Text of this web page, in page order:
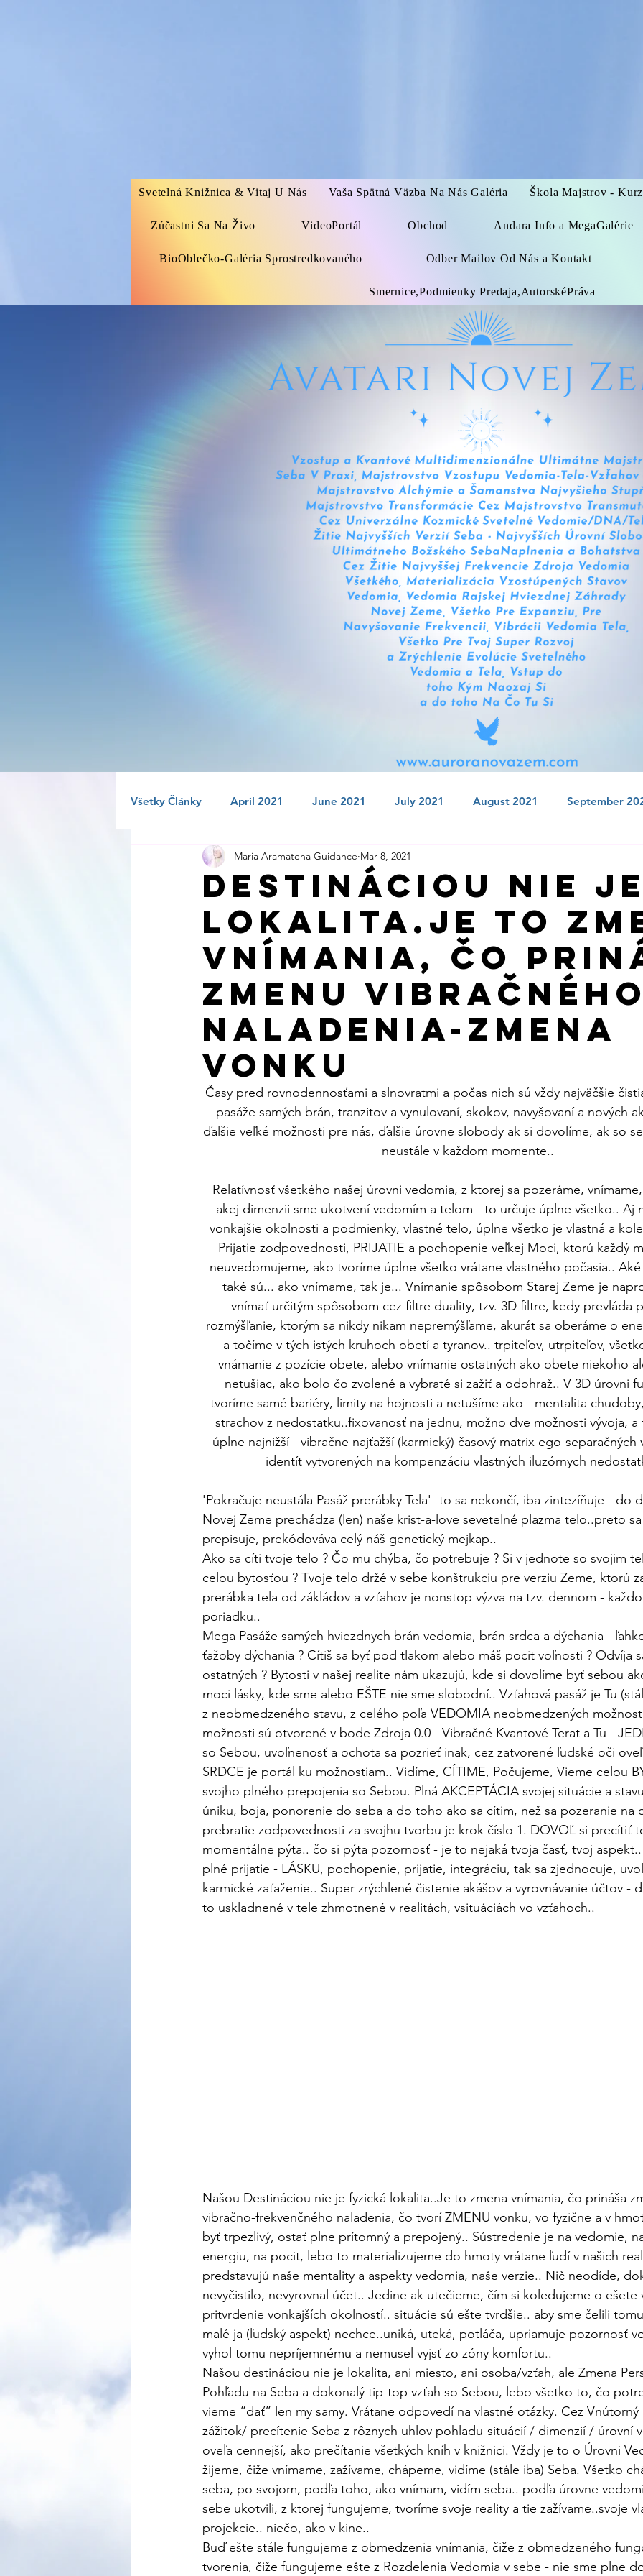
Svetelná Knižnica & Vitaj U Nás Vaša Spätná Väzba Na Nás Galéria Škola Majstrov -
Zúčastni Sa Na Živo VideoPortál Obchod Andara Info a MegaGalérie
BioOblečko-Galéria Sprostredkovaného Odber Mailov Od Nás a Kontakt
Smernice,Podmienky Predaja,AutorskéPráva
Všetky Články April 2021 June 2021 July 2021 August 2021 September
November 2021 December 2021 January 2022
June 2022 July 2022 August 2022 September 2022
November 2022 December 2022 January 2023 February 2023 March 2023
June 2023 July 2023 August 2023 September 2023
Destináciou nie je
lokalita.Je to
vnímania, čo
zmenu vibračného
naladenia-ZMENA
vonku
Maria Aramatena Guidance Mar 8, 2021
Časy pred rovnodennosťami a slnovratmi a počas nich sú vždy najväčšie
pasáže samých brán, tranzitov a vynulovaní, skokov, navyšovaní a nových
ďalšie veľké možnosti pre nás, ďalšie úrovne slobody ak si dovolíme, ak so
neustále v každom momente..
Relatívnosť všetkého našej úrovni vedomia, z ktorej sa pozeráme,
akej dimenzii sme ukotvení vedomím a telom - to určuje úplne všetko.. Aj
vonkajšie okolnosti a podmienky, vlastné telo, úplne všetko je vlastná a
Prijatie zodpovednosti, PRIJATIE a pochopenie veľkej Moci, ktorú každý
neuvedomujeme, ako tvoríme úplne všetko vrátane vlastného počasia..
také sú... ako vnímame, tak je... Vnímanie spôsobom Starej Zeme je
vnímať určitým spôsobom cez filtre duality, tzv. 3D filtre, kedy prevláda
rozmýšľanie, ktorým sa nikdy nikam nepremýšľame, akurát sa oberáme o
a točíme v tých istých kruhoch obetí a tyranov.. trpiteľov, utrpiteľov,
vnámanie z pozície obete, alebo vnímanie ostatných ako obete niekoho
netušiac, ako bolo čo zvolené a vybraté si zažiť a odohraž.. V 3D úrovni
tvoríme samé bariéry, limity na hojnosti a netušíme ako - mentalita
strachov z nedostatku..fixovanosť na jednu, možno dve možnosti vývoja, a
úplne najnižší - vibračne najťažší (karmický) časový matrix ego-separačných
identít vytvorených na kompenzáciu vlastných iluzórnych
'Pokračuje neustála Pasáž prerábky Tela'- to sa nekončí, iba zintezíňuje - do
Novej Zeme prechádza (len) naše krist-a-love sevetelné plazma telo..preto
prepisuje, prekódováva celý náš genetický mejkap..
Ako sa cíti tvoje telo ? Čo mu chýba, čo potrebuje ? Si v jednote so svojim
celou bytosťou ? Tvoje telo držé v sebe konštrukciu pre verziu Zeme, ktorú
prerábka tela od zákládov a vzťahov je nonstop výzva na tzv. dennom -
poriadku..
Mega Pasáže samých hviezdnych brán vedomia, brán srdca a dýchania -
ťažoby dýchania ? Cítiš sa byť pod tlakom alebo máš pocit voľnosti ? Odvíja
ostatných ? Bytosti v našej realite nám ukazujú, kde si dovolíme byť sebou
moci lásky, kde sme alebo EŠTE nie sme slobodní.. Vzťahová pasáž je Tu
z neobmedzeného stavu, z celého poľa VEDOMIA neobmedzených
možnosti sú otvorené v bode Zdroja 0.0 - Vibračné Kvantové Terat a Tu -
so Sebou, uvoľnenosť a ochota sa pozrieť inak, cez zatvorené ľudské oči
SRDCE je portál ku možnostiam.. Vidíme, CÍTIME, Počujeme, Vieme celou
svojho plného prepojenia so Sebou. Plná AKCEPTÁCIA svojej situácie a
úniku, boja, ponorenie do seba a do toho ako sa cítim, než sa pozeranie na
prebratie zodpovednosti za svojhu tvorbu je krok číslo 1. DOVOĽ si precítiť
momentálne pýta.. čo si pýta pozornosť - je to nejaká tvoja časť, tvoj
plné prijatie - LÁSKU, pochopenie, prijatie, integráciu, tak sa zjednocuje,
karmické zaťaženie.. Super zrýchlené čistenie akášov a vyrovnávanie účtov -
to uskladnené v tele zhmotnené v realitách, vsituáciách vo vzťahoch..
Našou Destináciou nie je fyzická lokalita..Je to zmena vnímania, čo prináša
vibračno-frekvenčného naladenia, čo tvorí ZMENU vonku, vo fyzične a v
byť trpezlivý, ostať plne prítomný a prepojený.. Sústredenie je na vedomie,
energiu, na pocit, lebo to materializujeme do hmoty vrátane ľudí v našich
predstavujú naše mentality a aspekty vedomia, naše verzie.. Nič neodíde,
nevyčistilo, nevyrovnal účet.. Jedine ak utečieme, čím si koledujeme o ešete
pritvrdenie vonkajších okolností.. situácie sú ešte tvrdšie.. aby sme čelili
malé ja (ľudský aspekt) nechce..uniká, uteká, potláča, upriamuje pozornosť
vyhol tomu nepríjemnému a nemusel vyjsť zo zóny komfortu..
Našou destináciou nie je lokalita, ani miesto, ani osoba/vzťah, ale Zmena
Pohľadu na Seba a dokonalý tip-top vzťah so Sebou, lebo všetko to, čo
vieme “dať” len my samy. Vrátane odpovedí na vlastné otázky. Cez
zážitok/ precítenie Seba z rôznych uhlov pohladu-situácií / dimenzií / úrovní
oveľa cennejší, ako prečítanie všetkých kníh v knižnici. Vždy je to o Úrovni
žijeme, čiže vnímame, zažívame, chápeme, vidíme (stále iba) Seba. Všetko
seba, po svojom, podľa toho, ako vnímam, vidím seba.. podľa úrovne
sebe ukotvili, z ktorej fungujeme, tvoríme svoje reality a tie zažívame..svoje
projekcie.. niečo, ako v kine..
Buď ešte stále fungujeme z obmedzenia vnímania, čiže z obmedzeného
tvorenia, čiže fungujeme ešte z Rozdelenia Vedomia v sebe - nie sme plne